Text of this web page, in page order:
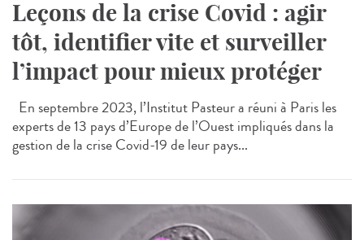
Leçons de la crise Covid : agir
tôt, identifier vite et surveiller
l’impact pour mieux protéger
En septembre 2023, l’Institut Pasteur a réuni à Paris les
experts de 13 pays d’Europe de l’Ouest impliqués dans la
gestion de la crise Covid-19 de leur pays...